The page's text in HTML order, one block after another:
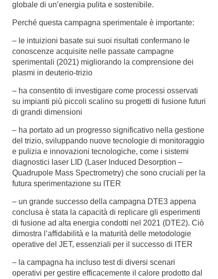
globale di un’energia pulita e sostenibile.
Perché questa campagna sperimentale è importante:
– le intuizioni basate sui suoi risultati confermano le
conoscenze acquisite nelle passate campagne
sperimentali (2021) migliorando la comprensione dei
plasmi in deuterio-trizio
– ha consentito di investigare come processi osservati
su impianti più piccoli scalino su progetti di fusione futuri
di grandi dimensioni
– ha portato ad un progresso significativo nella gestione
del trizio, sviluppando nuove tecnologie di monitoraggio
e pulizia e innovazioni tecnologiche, come i sistemi
diagnostici laser LID (Laser Induced Desorption –
Quadrupole Mass Spectrometry) che sono cruciali per la
futura sperimentazione su ITER
– un grande successo della campagna DTE3 appena
conclusa è stata la capacità di replicare gli esperimenti
di fusione ad alta energia condotti nel 2021 (DTE2). Ciò
dimostra l’affidabilità e la maturità delle metodologie
operative del JET, essenziali per il successo di ITER
– la campagna ha incluso test di diversi scenari
operativi per gestire efficacemente il calore prodotto dal